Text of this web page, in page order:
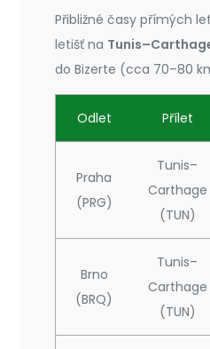
Přibližné časy přímých
letišť na
do Bizerte (cca 70–80
Odlet Přílet
Praha
(PRG)
Tunis–
Carthage
(TUN)
Brno
(BRQ)
Tunis–
Carthage
(TUN)